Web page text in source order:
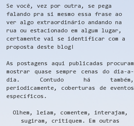
Se você, vez por outra, se pega
falando pra si mesmo essa frase ao
ver algo extraordinário andando na
rua ou estacionado em algum lugar,
certamente vai se identificar com a
proposta deste blog!
As postagens aqui publicadas procuram
mostrar quase sempre cenas do dia-a-
dia. Contudo há também,
periodicamente, coberturas de eventos
específicos.
Olhem, leiam, comentem, interajam,
sugiram, critiquem. Em outras